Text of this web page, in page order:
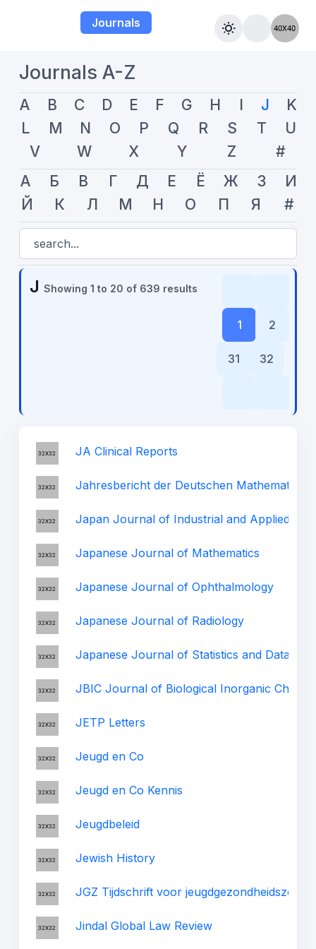
Journals
Journals A-Z
A B C D E F G H I J
K
L
M N O P Q R S T
U
V
W X Y Z
#
А
Б В Г Д Е Ё Ж З
И
Й
К Л М Н О П Я #
J Showing 1 to 20 of 639 results
1 2
31 32
JA Clinical Reports
Jahresbericht der Deutschen Mathematiker-
Japan Journal of Industrial and Applied
Japanese Journal of Mathematics
Japanese Journal of Ophthalmology
Japanese Journal of Radiology
Japanese Journal of Statistics and Data
JBIC Journal of Biological Inorganic
JETP Letters
Jeugd en Co
Jeugd en Co Kennis
Jeugdbeleid
Jewish History
JGZ Tijdschrift voor jeugdgezondheidszorg
Jindal Global Law Review